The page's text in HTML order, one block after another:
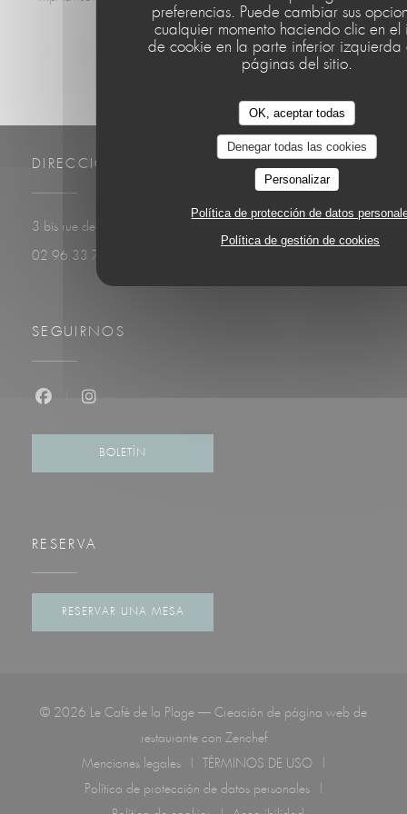
preferencias. Puede cambiar sus
cualquier momento haciendo clic en el
de cookie en la parte inferior izquierda
páginas del sitio.
OK, aceptar todas
Denegar todas las cookies
Personalizar
Política de protección de datos
Política de gestión de cookies
DIRECCIÓN
3 bis rue de Plage 22410 Saint-Quay-Portrieux
02 96 33 74 67
SEGUIRNOS
BOLETÍN
RESERVA
RESERVAR UNA MESA
© 2026 Le Café de la Plage — Creación de página web de
restaurante con Zenchef((abre en una nueva
Menciones legales
((abre en una nueva ventana))
TÉRMINOS DE USO
Política de protección de datos personales
((abre en una nueva ventana))